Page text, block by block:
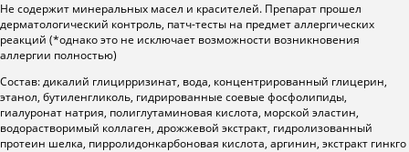
Не содержит минеральных масел и красителей. Препарат прошел
дерматологический контроль, патч-тесты на предмет аллергических
реакций (*однако это не исключает возможности возникновения
аллергии полностью)
Состав: дикалий глицирризинат, вода, концентрированный глицерин,
этанол, бутиленгликоль, гидрированные соевые фосфолипиды,
гиалуронат натрия, полиглутаминовая кислота, морской эластин,
водорастворимый коллаген, дрожжевой экстракт, гидролизованный
протеин шелка, пирролидонкарбоновая кислота, аргинин, экстракт гинкго